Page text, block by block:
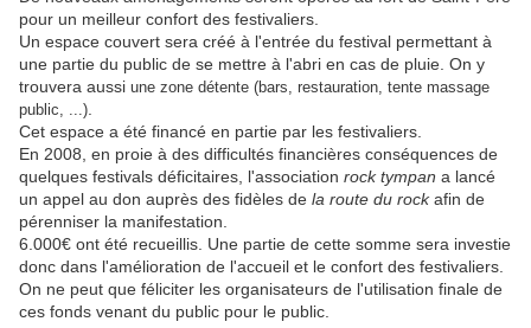
pour un meilleur confort des festivaliers.
Un espace couvert sera créé à l'entrée du festival permettant à
une partie du public de se mettre à l'abri en cas de pluie. On y
trouvera aussi une zone détente (bars, restauration, tente massage
public, ...)
Cet espace a été financé en partie par les festivaliers.
En 2008, en proie à des difficultés financières conséquences de
quelques festivals déficitaires, l'association rock tympan a lancé
un appel au don auprès des fidèles de la route du rockafin de
pérenniser la manifestation.
6.000€ ont été recueillis. Une partie de cette somme sera investie
donc dans l'amélioration de l'accueil et le confort des festivaliers.
On ne peut que féliciter les organisateurs de l'utilisation finale de
ces fonds venant du public pour le public.